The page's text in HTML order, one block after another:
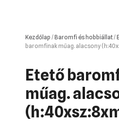
Kezdőlap /Baromfi és hobbiállat/
baromfinak műag. alacsony
Etető
műag.